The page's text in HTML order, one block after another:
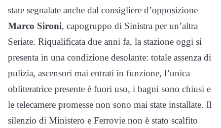
state segnalate anche dal consigliere d’opposizione
Marco Sironi, capogruppo di Sinistra per un’altra
Seriate. Riqualificata due anni fa, la stazione oggi si
presenta in una condizione desolante: totale assenza di
pulizia, ascensori mai entrati in funzione, l’unica
obliteratrice presente è fuori uso, i bagni sono chiusi e
le telecamere promesse non sono mai state installate. Il
silenzio di Ministero e Ferrovie non è stato scalfito